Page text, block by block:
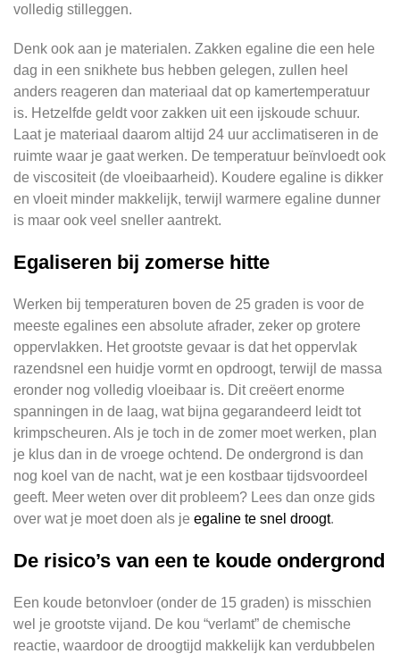
volledig stilleggen.
Denk ook aan je materialen. Zakken egaline die een hele
dag in een snikhete bus hebben gelegen, zullen heel
anders reageren dan materiaal dat op kamertemperatuur
is. Hetzelfde geldt voor zakken uit een ijskoude schuur.
Laat je materiaal daarom altijd 24 uur acclimatiseren in de
ruimte waar je gaat werken. De temperatuur beïnvloedt ook
de viscositeit (de vloeibaarheid). Koudere egaline is dikker
en vloeit minder makkelijk, terwijl warmere egaline dunner
is maar ook veel sneller aantrekt.
Egaliseren bij zomerse hitte
Werken bij temperaturen boven de 25 graden is voor de
meeste egalines een absolute afrader, zeker op grotere
oppervlakken. Het grootste gevaar is dat het oppervlak
razendsnel een huidje vormt en opdroogt, terwijl de massa
eronder nog volledig vloeibaar is. Dit creëert enorme
spanningen in de laag, wat bijna gegarandeerd leidt tot
krimpscheuren. Als je toch in de zomer moet werken, plan
je klus dan in de vroege ochtend. De ondergrond is dan
nog koel van de nacht, wat je een kostbaar tijdsvoordeel
geeft. Meer weten over dit probleem? Lees dan onze gids
over wat je moet doen als je egaline te snel droogt.
De risico’s van een te koude ondergrond
Een koude betonvloer (onder de 15 graden) is misschien
wel je grootste vijand. De kou “verlamt” de chemische
reactie, waardoor de droogtijd makkelijk kan verdubbelen